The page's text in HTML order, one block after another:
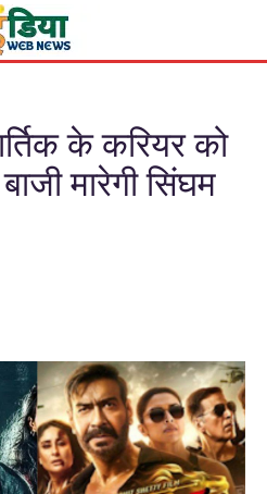
के करियर को
मारेगी सिंघम